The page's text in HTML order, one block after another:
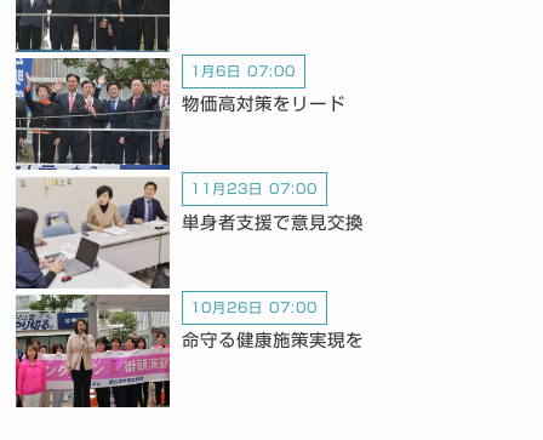
1月6日 07:00
物価高対策をリード
11月23日 07:00
単身者支援で意見交換
10月26日 07:00
命守る健康施策実現を